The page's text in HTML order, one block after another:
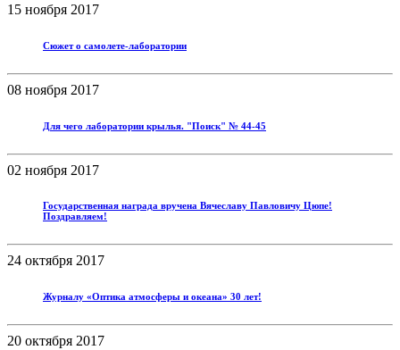
15 ноября 2017
Сюжет о самолете-лаборатории
08 ноября 2017
Для чего лаборатории крылья. "Поиск" № 44-45
02 ноября 2017
Государственная награда вручена Вячеславу Павловичу Цюпе!
Поздравляем!
24 октября 2017
Журналу «Оптика атмосферы и океана» 30 лет!
20 октября 2017